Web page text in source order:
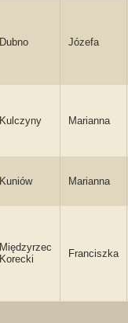
Dubno Józefa
Kulczyny Marianna
Kuniów Marianna
Międzyrzec
Korecki
Franciszka